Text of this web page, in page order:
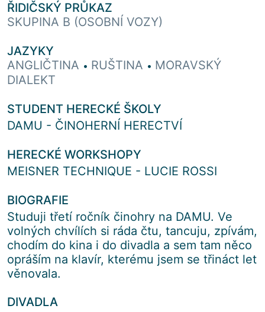
ŘIDIČSKÝ PRŮKAZ
SKUPINA B (OSOBNÍ VOZY)
JAZYKY
ANGLIČTINA • RUŠTINA • MORAVSKÝ
DIALEKT
STUDENT HERECKÉ ŠKOLY
DAMU - ČINOHERNÍ HERECTVÍ
HERECKÉ WORKSHOPY
MEISNER TECHNIQUE - LUCIE ROSSI
BIOGRAFIE
Studuji třetí ročník činohry na DAMU. Ve
volných chvílích si ráda čtu, tancuju, zpívám,
chodím do kina i do divadla a sem tam něco
opráším na klavír, kterému jsem se třináct let
věnovala.
DIVADLA